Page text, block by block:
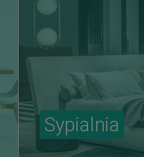
Sypialnia